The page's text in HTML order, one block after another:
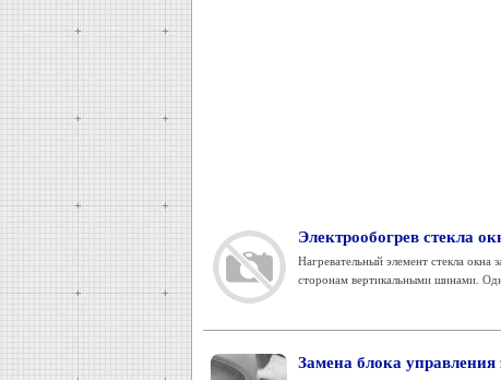
Электрообогрев стекла
Нагревательный элемент стекла
сторонам вертикальными шинами.
Замена блока управления